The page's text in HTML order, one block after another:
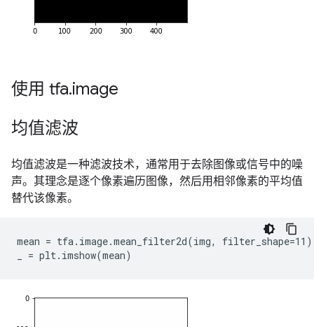
使用 tfa.image
均值滤波
均值滤波是一种滤波技术，通常用于去除图像或信号中的噪
声。其理念是逐个像素遍历图像，然后用相邻像素的平均值
替代该像素。
mean = tfa.image.mean_filter2d(img, filter_shape=11)